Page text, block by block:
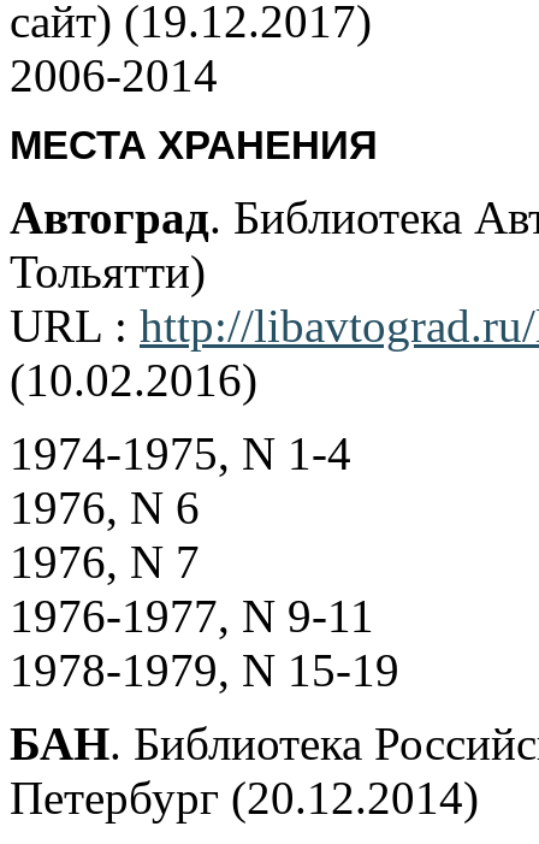
сайт) (19.12.2017)
2006-2014
МЕСТА ХРАНЕНИЯ
Автоград. Библиотека
Тольятти)
URL : http://
(10.02.2016)
1974-1975, N 1-4
1976, N 6
1976, N 7
1976-1977, N 9-11
1978-1979, N 15-19
БАН. Библиотека
Петербург (20.12.2014)